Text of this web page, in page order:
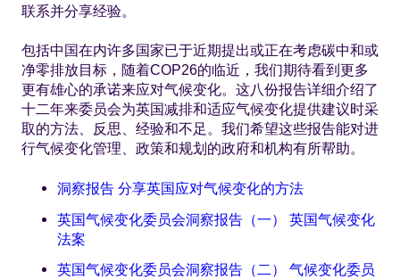
联系并分享经验。
包括中国在内许多国家已于近期提出或正在考虑碳中和或
净零排放目标，随着COP26的临近，我们期待看到更多
更有雄心的承诺来应对气候变化。这八份报告详细介绍了
十二年来委员会为英国减排和适应气候变化提供建议时采
取的方法、反思、经验和不足。我们希望这些报告能对进
行气候变化管理、政策和规划的政府和机构有所帮助。
洞察报告 分享英国应对气候变化的方法
英国气候变化委员会洞察报告（一） 英国气候变化
法案
英国气候变化委员会洞察报告（二） 气候变化委员